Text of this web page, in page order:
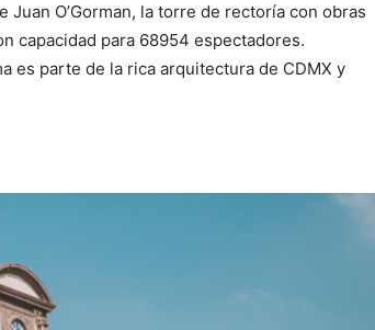
O’Gorman, la torre de rectoría con obras
capacidad para 68954 espectadores.
es parte de la rica arquitectura de CDMX y